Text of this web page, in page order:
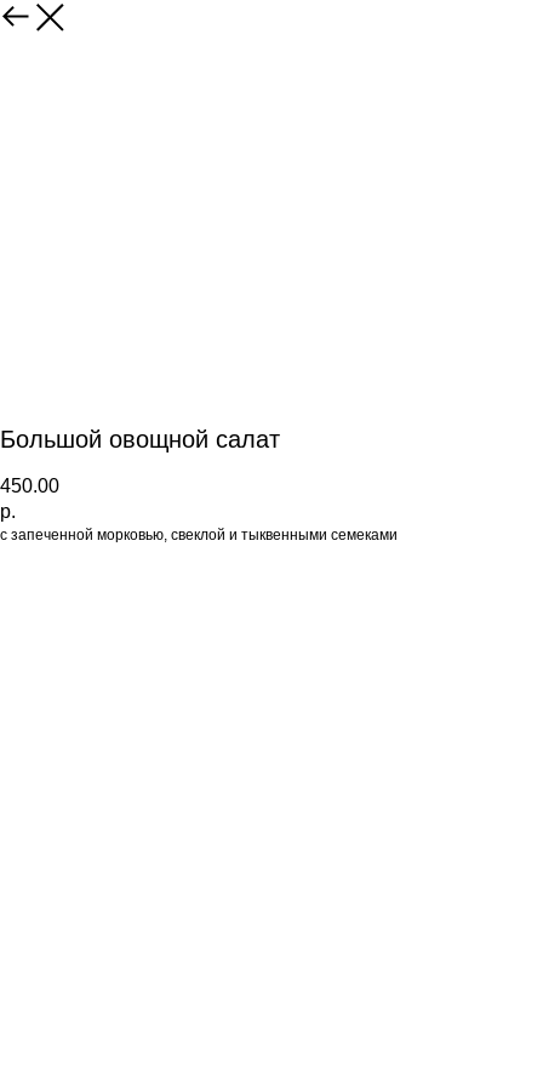
Большой овощной салат
450.00
р.
с запеченной морковью, свеклой и тыквенными семеками